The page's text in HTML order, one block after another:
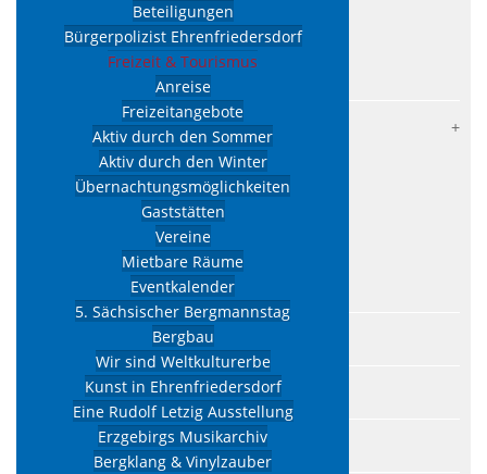
Beteiligungen
Bürgerpolizist Ehrenfriedersdorf
Freizeit & Tourismus
Anreise
Freizeitangebote
Aktiv durch den Sommer
Aktiv durch den Winter
Übernachtungsmöglichkeiten
Gaststätten
Vereine
Mietbare Räume
Eventkalender
5. Sächsischer Bergmannstag
Bergbau
Wir sind Weltkulturerbe
Kunst in Ehrenfriedersdorf
Eine Rudolf Letzig Ausstellung
Erzgebirgs Musikarchiv
Bergklang & Vinylzauber
Lokalnachrichten
Verkehrsraumeinschränkungen
Stellenausschreibungen
Kommunalpolitik
Stadtrat
Sitzungstermine
Satzungen
Beschlüsse
Rats- und Bürgerinformationssystem
Amtsblatt "Bergstadt-Nachrichten"
Kontakt
Ortsgeschichte